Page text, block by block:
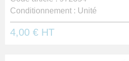
Conditionnement : Unité
4,00 € HT